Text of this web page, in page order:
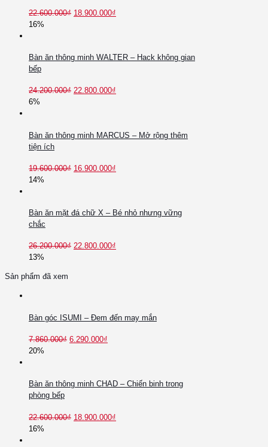
22.600.000₫ 18.900.000₫
16%
Bàn ăn thông minh WALTER – Hack không gian
bếp
24.200.000₫ 22.800.000₫
6%
Bàn ăn thông minh MARCUS – Mở rộng thêm
tiện ích
19.600.000₫ 16.900.000₫
14%
Bàn ăn mặt đá chữ X – Bé nhỏ nhưng vững
chắc
26.200.000₫ 22.800.000₫
13%
Sản phẩm đã xem
Bàn góc ISUMI – Đem đến may mắn
7.860.000₫ 6.290.000₫
20%
Bàn ăn thông minh CHAD – Chiến binh trong
phòng bếp
22.600.000₫ 18.900.000₫
16%